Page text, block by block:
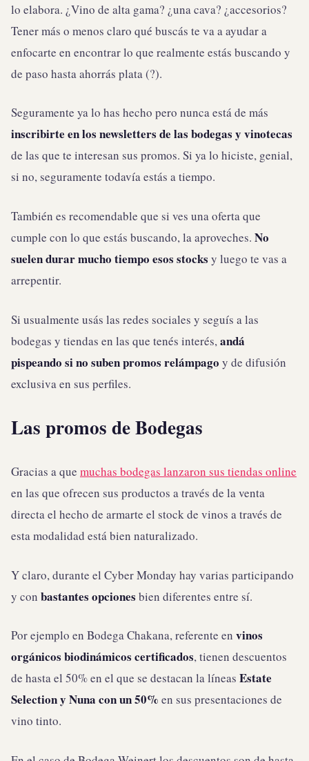
lo elabora. ¿Vino de alta gama? ¿una cava? ¿accesorios?
Tener más o menos claro qué buscás te va a ayudar a
enfocarte en encontrar lo que realmente estás buscando y
de paso hasta ahorrás plata (?).
Seguramente ya lo has hecho pero nunca está de más
inscribirte en los newsletters de las bodegas y vinotecas
de las que te interesan sus promos. Si ya lo hiciste, genial,
si no, seguramente todavía estás a tiempo.
También es recomendable que si ves una oferta que
cumple con lo que estás buscando, la aproveches. No
suelen durar mucho tiempo esos stocks y luego te vas a
arrepentir.
Si usualmente usás las redes sociales y seguís a las
bodegas y tiendas en las que tenés interés, andá
pispeando si no suben promos relámpago y de difusión
exclusiva en sus perfiles.
Las promos de Bodegas
Gracias a que muchas bodegas lanzaron sus tiendas online
en las que ofrecen sus productos a través de la venta
directa el hecho de armarte el stock de vinos a través de
esta modalidad está bien naturalizado.
Y claro, durante el Cyber Monday hay varias participando
y con bastantes opciones bien diferentes entre sí.
Por ejemplo en Bodega Chakana, referente en vinos
orgánicos biodinámicos certificados, tienen descuentos
de hasta el 50% en el que se destacan la líneas Estate
Selection y Nuna con un 50% en sus presentaciones de
vino tinto.